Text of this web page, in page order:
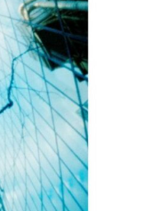
dr Piotra Kuci w